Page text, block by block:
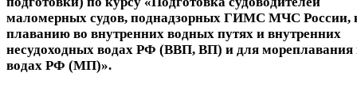
маломерных судов, поднадзорных ГИМС МЧС России,
плаванию во внутренних водных путях и внутренних
несудоходных водах РФ (ВВП, ВП) и для мореплавания
водах РФ (МП)».